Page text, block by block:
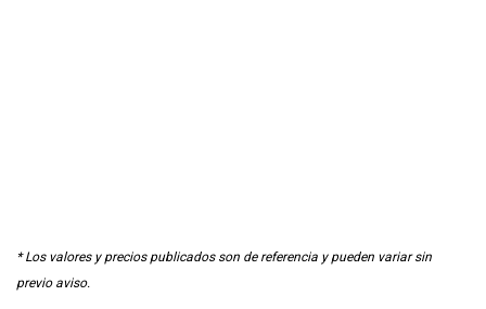
* Los valores y precios publicados son de referencia y pueden variar sin
previo aviso.